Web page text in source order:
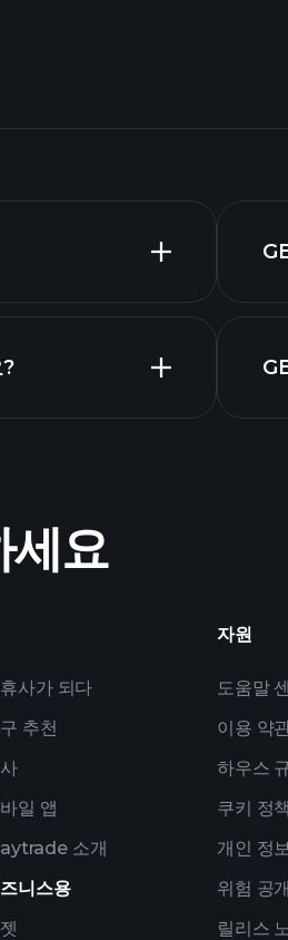
세요
사가 되다
추천
일 앱
소개
니스용
자원
도움말
이용 약
하우스
쿠키 정책
개인 정
위험 공개
릴리스